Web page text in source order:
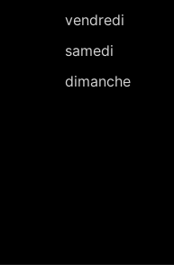
vendredi
samedi
dimanche